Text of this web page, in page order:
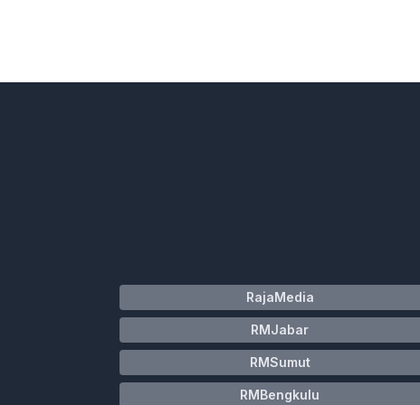
RajaMedia
RMJabar
RMSumut
RMBengkulu